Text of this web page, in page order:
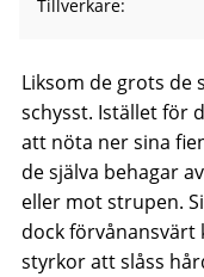
Tillverkare
Liksom de grots de
schysst. Istället för
att nöta ner sina
de själva behagar
eller mot strupen.
dock förvånansvärt
styrkor att slåss